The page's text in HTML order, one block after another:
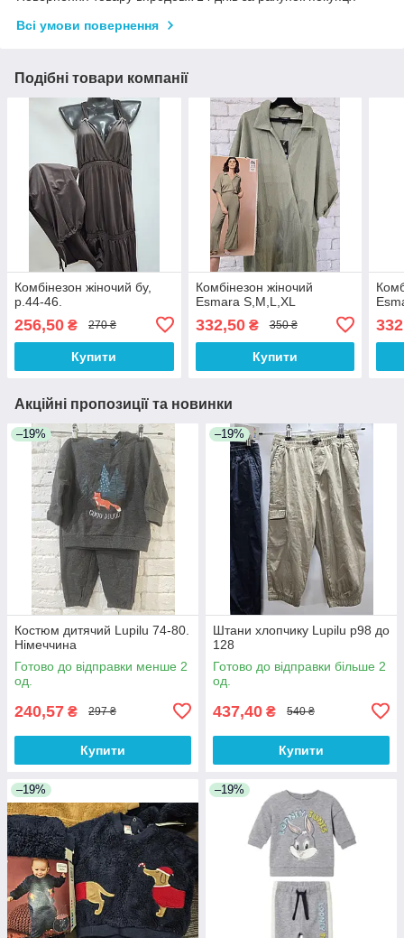
Всі умови повернення
Подібні товари компанії
Комбінезон жіночий бу,
р.44-46.
256,50 ₴ 270 ₴
Купити
Комбінезон жіночий
Esmara S,M,L,XL
332,50₴ 350 ₴
Купити
Акційні пропозиції та новинки
–19%
Костюм дитячий Lupilu 74-80.
Німеччина
Готово до відправки менше 2
од.
240,57 ₴ 297 ₴
Купити
–19%
Штани хлопчику Lupilu р98 до
128
Готово до відправки більше 2
од.
437,40 ₴ 540 ₴
Купити
–19% –19%